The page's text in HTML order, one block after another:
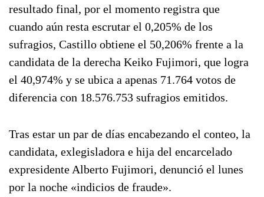
resultado final, por el momento registra que
cuando aún resta escrutar el 0,205% de los
sufragios, Castillo obtiene el 50,206% frente a la
candidata de la derecha Keiko Fujimori, que logra
el 40,974% y se ubica a apenas 71.764 votos de
diferencia con 18.576.753 sufragios emitidos.
Tras estar un par de días encabezando el conteo, la
candidata, exlegisladora e hija del encarcelado
expresidente Alberto Fujimori, denunció el lunes
por la noche «indicios de fraude».